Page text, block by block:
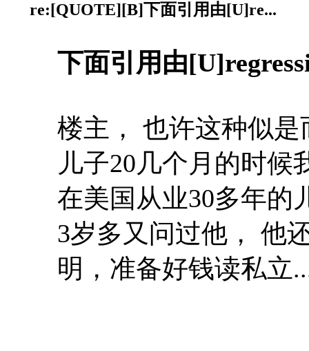
re:[QUOTE][B]下面引用由[U]re...
下面引用由
楼主， 也许这种似
儿子20几个月的时候
在美国从业30多年的
3岁多又问过他， 他
明，准备好钱读私立